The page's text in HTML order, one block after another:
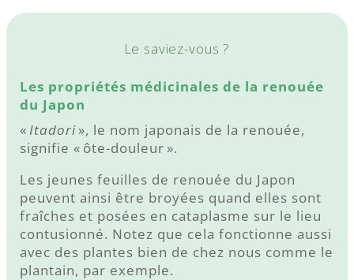
Le saviez-vous ?
Les propriétés médicinales de la renouée
du Japon
«Itadori», le nom japonais de la renouée,
signifie « ôte-douleur ».
Les jeunes feuilles de renouée du Japon
peuvent ainsi être broyées quand elles sont
fraîches et posées en cataplasme sur le lieu
contusionné. Notez que cela fonctionne aussi
avec des plantes bien de chez nous comme le
plantain, par exemple.